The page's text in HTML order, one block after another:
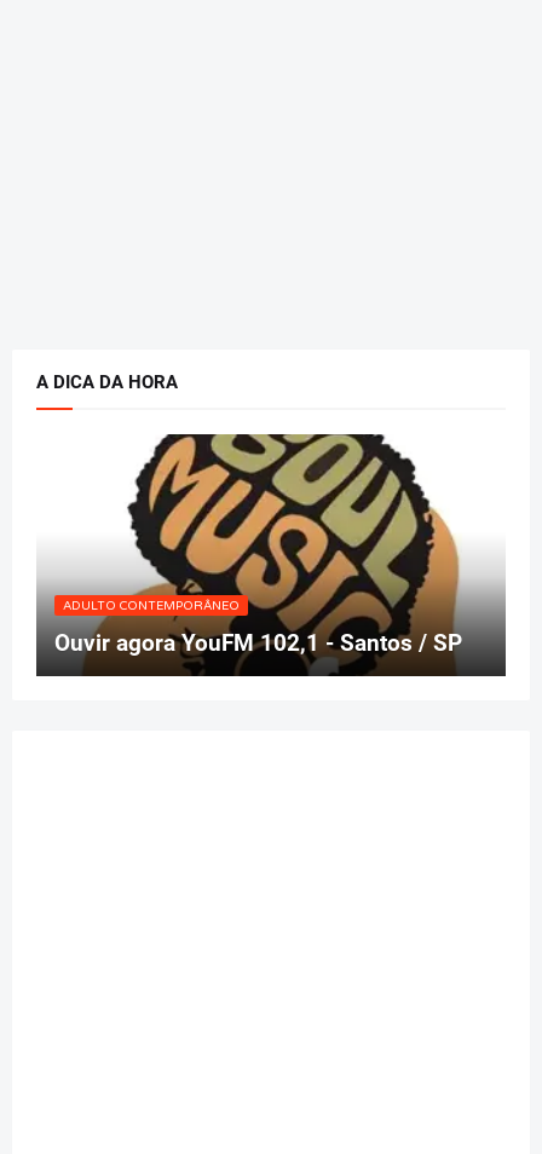
A DICA DA HORA
ADULTO CONTEMPORÂNEO
Ouvir agora YouFM 102,1 - Santos / SP